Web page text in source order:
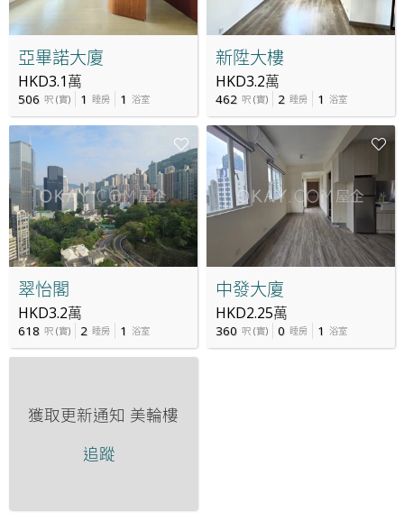
亞畢諾大廈
HKD3.1萬
506 呎 (實) 1 睡房 1 浴室
新陞大樓
HKD3.2萬
462 呎 (實) 2 睡房 1 浴室
翠怡閣
HKD3.2萬
618 呎 (實) 2 睡房 1 浴室
中發大廈
HKD2.25萬
360 呎 (實) 0 睡房 1 浴室
獲取更新通知 美輪樓
追蹤